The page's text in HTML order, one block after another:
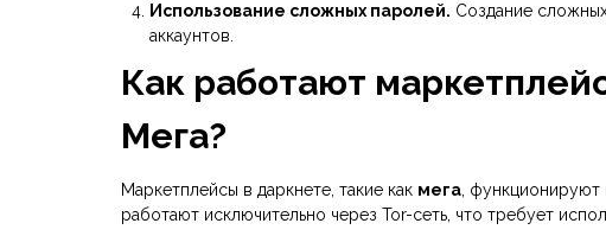
Использование сложных паролей. Создание
аккаунтов.
Как работают
Мега?
Маркетплейсы в даркнете, такие как мега ,
работают исключительно через Tor-сеть, что требует